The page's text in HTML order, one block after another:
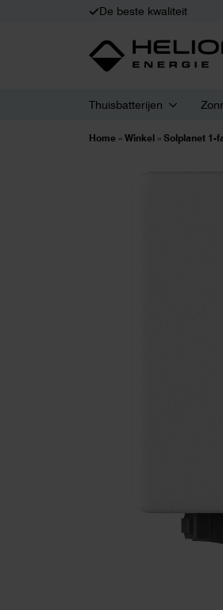
De beste kwaliteit
Thuisbatterijen
Home » Winkel » Solplanet 1-